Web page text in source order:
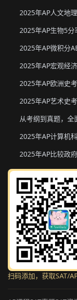
2025年AP人文地
2025年AP生物5
2025年AP艺术史
扫码添加，获取SAT/